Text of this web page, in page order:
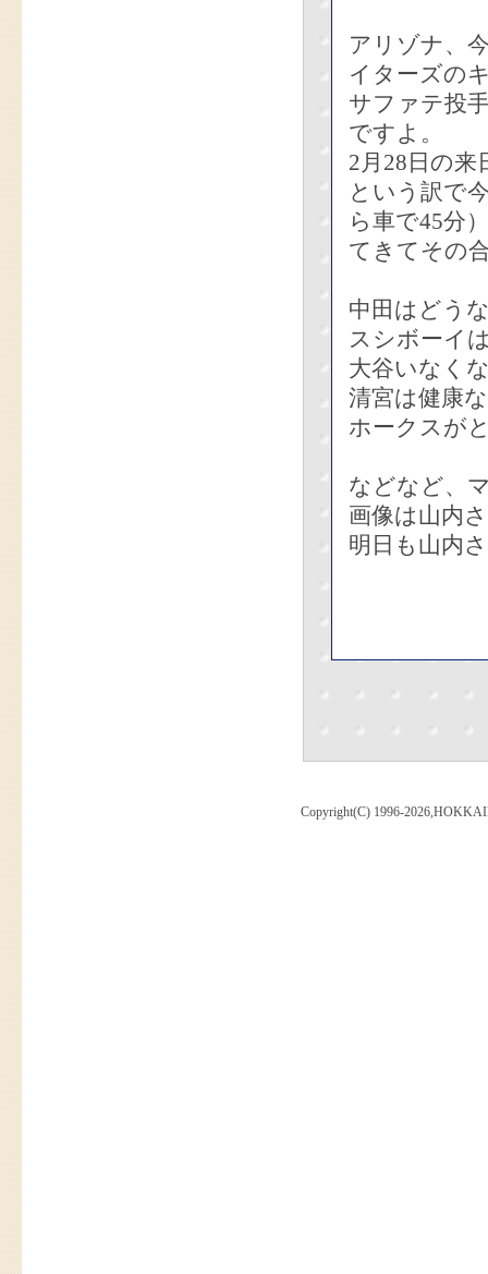
アリゾナ、
イターズの
サファテ投
ですよ。
2月28日の
という訳で
ら車で45分
てきてその
中田はどう
スシボーイ
大谷いなく
清宮は健康
ホークスが
などなど、
画像は山内
明日も山内
Copyright(C) 1996-